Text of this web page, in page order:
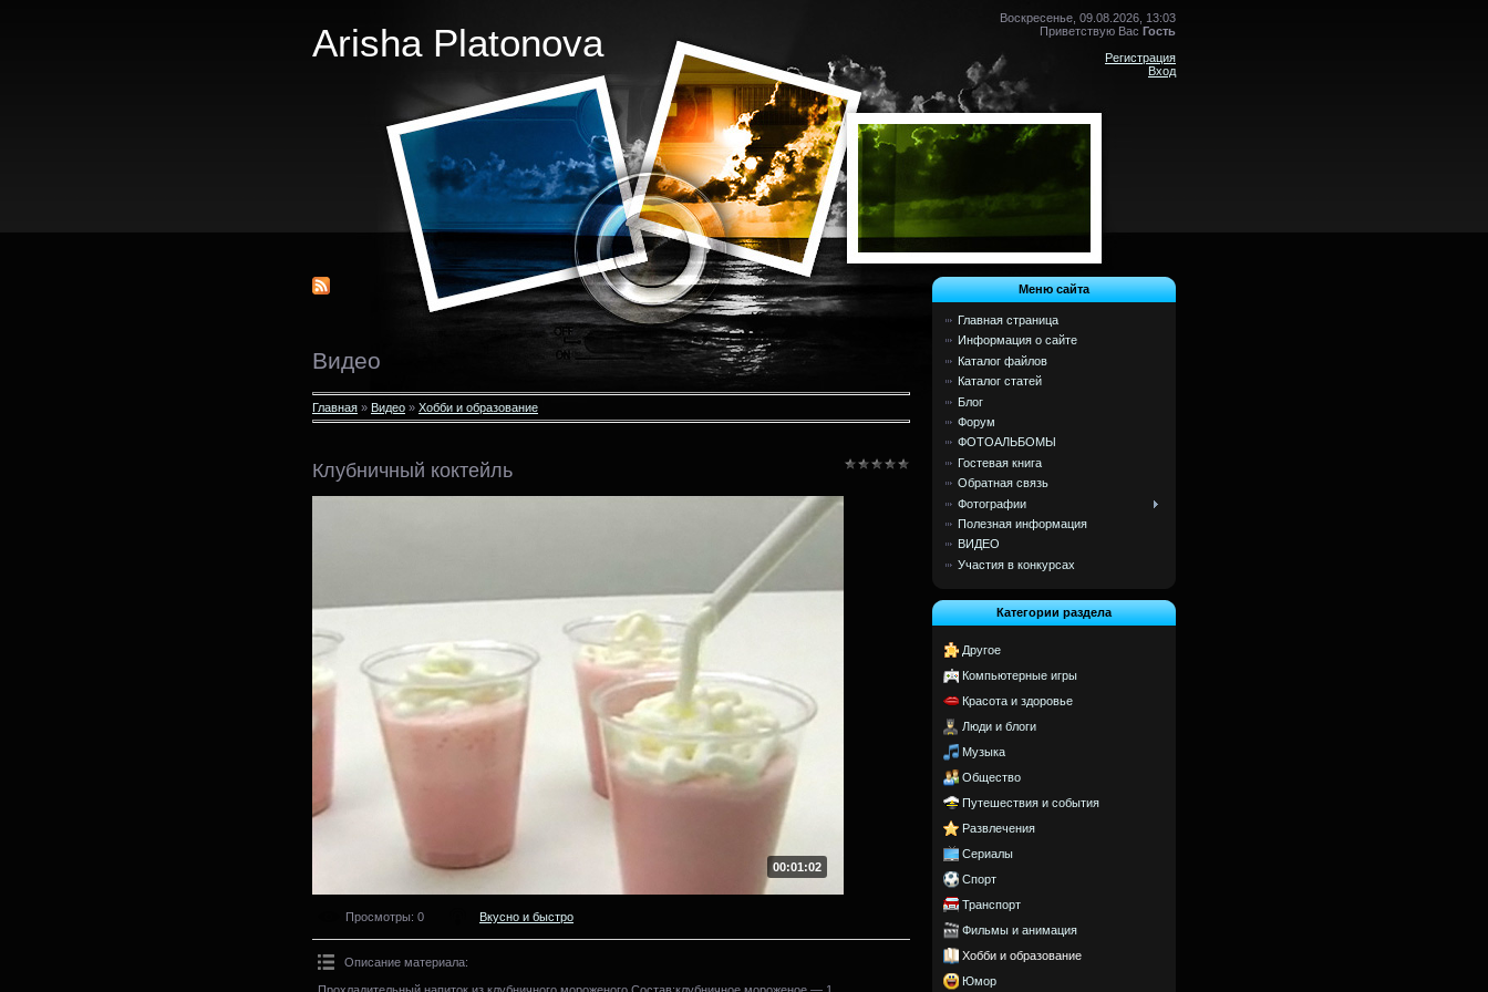
Arisha Platonova
Воскресенье, 09.08.2026, 13:03
Приветствую Вас Гость
Регистрация
Вход
Видео
Главная » Видео » Хобби и образование
Клубничный коктейль
00:01:02
Просмотры: 0 Вкусно и быстро
Описание материала:
Прохладительный напиток из клубничного мороженого.Состав:клубничное мороженое — 1
Меню сайта
Главная страница
Информация о сайте
Каталог файлов
Каталог статей
Блог
Форум
ФОТОАЛЬБОМЫ
Гостевая книга
Обратная связь
Фотографии
Полезная информация
ВИДЕО
Участия в конкурсах
Категории раздела
Другое
Компьютерные игры
Красота и здоровье
Люди и блоги
Музыка
Общество
Путешествия и события
Развлечения
Сериалы
Спорт
Транспорт
Фильмы и анимация
Хобби и образование
Юмор